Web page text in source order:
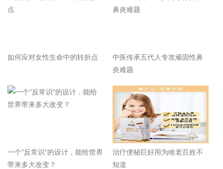
如何应对女性生命中的转折点
中医传承五代人专攻顽固性鼻
炎难题
一个“反常识”的设计，能给世界
带来多大改变？
治疗便秘巨好用为啥老百姓不
知道